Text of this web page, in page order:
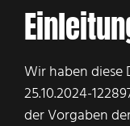
Wir haben diese
25.10.2024-
der Vorgaben